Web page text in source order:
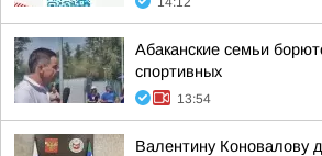
Абаканские семьи
спортивных
13:54
Валентину Коновалову